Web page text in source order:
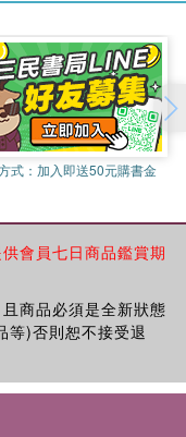
式： 加入即送50元購書金
會員七日商品鑑賞期
商品必須是全新狀態
等)否則恕不接受退